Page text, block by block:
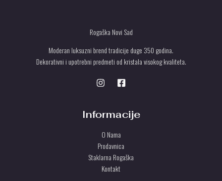
Rogaška Novi Sad
Moderan luksuzni brend tradicije duge 350 godina.
Dekorativni i upotrebni predmeti od kristala visokog kvaliteta.
Informacije
O Nama
Prodavnica
Staklarna Rogaška
Kontakt